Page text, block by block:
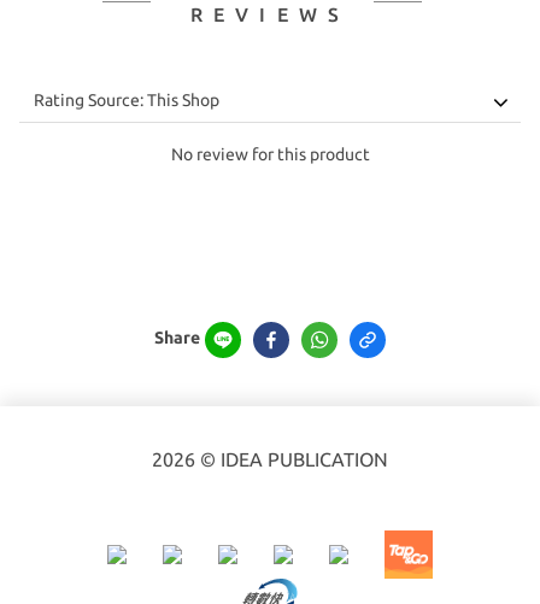
REVIEWS
No review for this product
Share
2026 © IDEA PUBLICATION